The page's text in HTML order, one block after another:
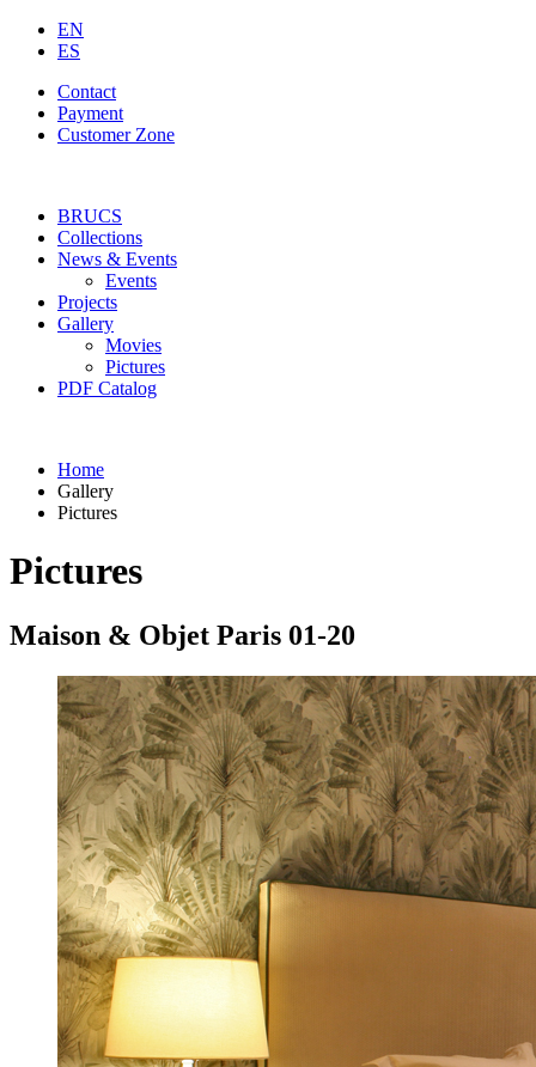
EN
ES
Contact
Payment
Customer Zone
BRUCS
Collections
News & Events
Events
Projects
Gallery
Movies
Pictures
PDF Catalog
Home
Gallery
Pictures
Pictures
Maison & Objet Paris 01-20